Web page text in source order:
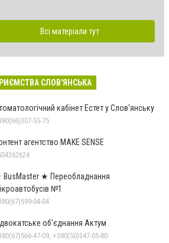
Всі матеріали тут
СЛОВ'ЯНСЬКА
кабінет Естет у Слов'янську
55-75
агентство MAKE SENSE
★ Переобладнання
№1
04-04
об'єднання Актум
47-09, +380(50)347-05-80